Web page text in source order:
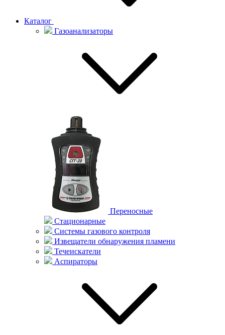
Каталог
Газоанализаторы
Переносные
Стационарные
Системы газового контроля
Извещатели обнаружения пламени
Течеискатели
Аспираторы